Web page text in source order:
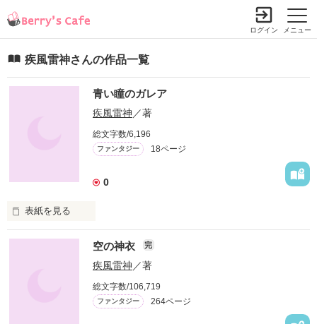
メニュー
ログイン
疾風雷神さんの作品一覧
青い瞳のガレア
疾風雷神 ／著
総文字数/6,196
ファンタジー 18ページ
0
表紙を見る
いつからか。
町外れにひとりの魔女が住んでいた。
口数は少ないがよく当たる占いが評判で、子供たちにも好か
空の神衣 完
疾風雷神 ／著
総文字数/106,719
ファンタジー 264ページ